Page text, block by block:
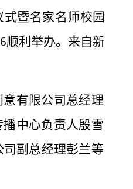
式暨名家名师校园
顺利举办。来自新
有限公司总经理
播中心负责人殷雪
副总经理彭兰等